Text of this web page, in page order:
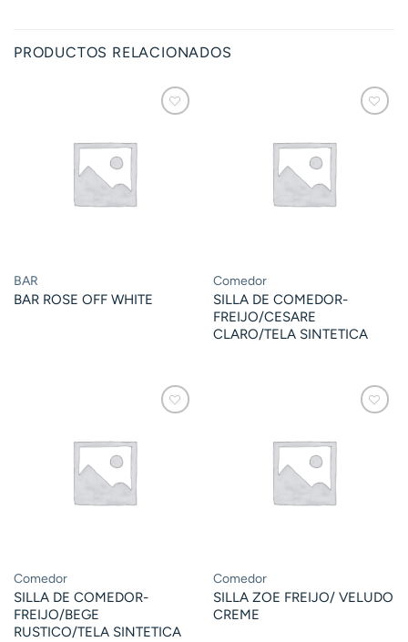
PRODUCTOS RELACIONADOS
BAR
BAR ROSE OFF WHITE
Comedor
SILLA DE COMEDOR-
FREIJO/CESARE
CLARO/TELA SINTETICA
Comedor
SILLA DE COMEDOR-
FREIJO/BEGE
RUSTICO/TELA SINTETICA
Comedor
SILLA ZOE FREIJO/ VELUDO
CREME